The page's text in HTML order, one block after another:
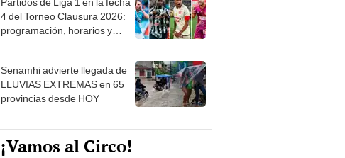
4 del Torneo Clausura 2026:
programación, horarios y
Senamhi advierte llegada de
LLUVIAS EXTREMAS en 65
provincias desde HOY
¡Vamos al Circo!